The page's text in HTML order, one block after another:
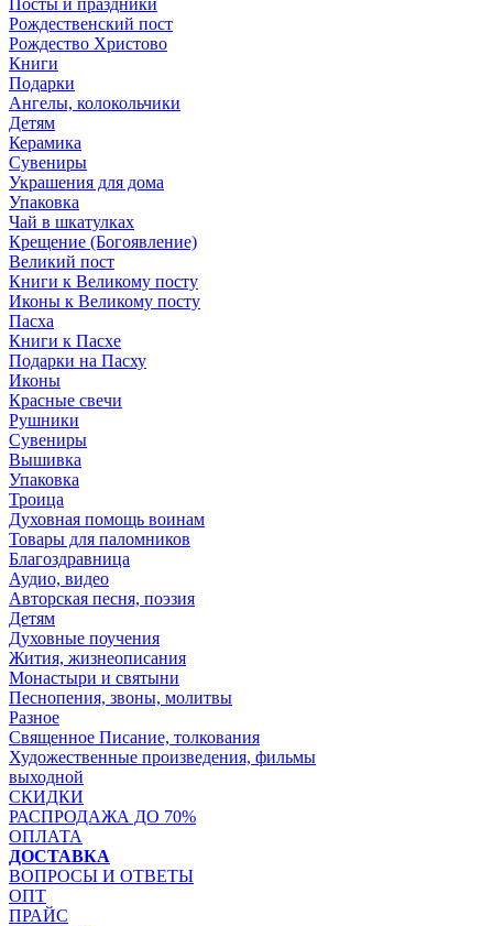
Посты и праздники
Рождественский пост
Рождество Христово
Книги
Подарки
Ангелы, колокольчики
Детям
Керамика
Сувениры
Украшения для дома
Упаковка
Чай в шкатулках
Крещение (Богоявление)
Великий пост
Книги к Великому посту
Иконы к Великому посту
Пасха
Книги к Пасхе
Подарки на Пасху
Иконы
Красные свечи
Рушники
Сувениры
Вышивка
Упаковка
Троица
Духовная помощь воинам
Товары для паломников
Благоздравница
Аудио, видео
Авторская песня, поэзия
Детям
Духовные поучения
Жития, жизнеописания
Монастыри и святыни
Песнопения, звоны, молитвы
Разное
Священное Писание, толкования
Художественные произведения, фильмы
выходной
СКИДКИ
РАСПРОДАЖА ДО 70%
ОПЛАТА
ДОСТАВКА
ВОПРОСЫ И ОТВЕТЫ
ОПТ
ПРАЙС